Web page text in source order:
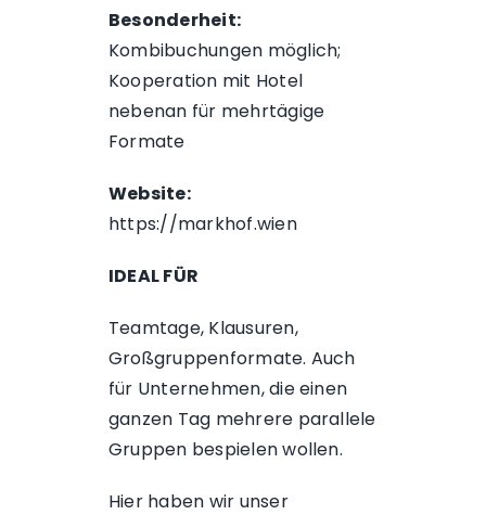
Besonderheit:
Kombibuchungen möglich;
Kooperation mit Hotel
nebenan für mehrtägige
Formate
Website:
https://markhof.wien
IDEAL FÜR
Teamtage, Klausuren,
Großgruppenformate. Auch
für Unternehmen, die einen
ganzen Tag mehrere parallele
Gruppen bespielen wollen.
Hier haben wir unser